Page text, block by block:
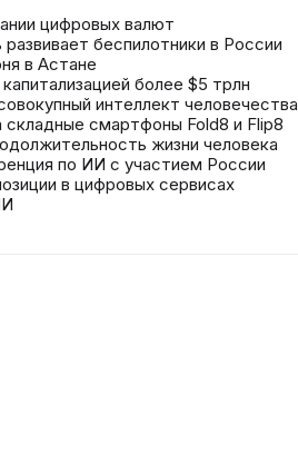
цифровых валют
беспилотники в России
в Астане
более $5 трлн
интеллект человечества
складные смартфоны Fold8 и Flip8
жизни человека
по ИИ с участием России
в цифровых сервисах